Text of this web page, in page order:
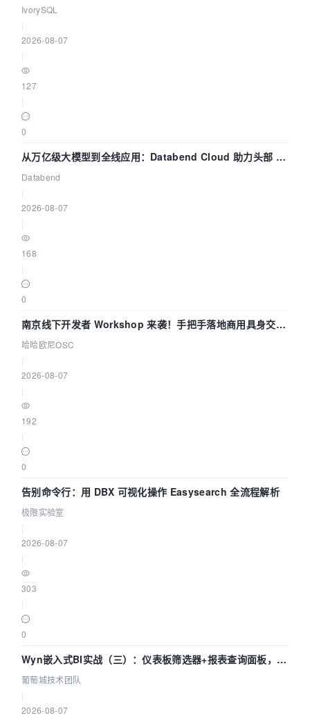
核——我们改得动吗？我们贡献了什么？
IvorySQL
2026-08-07
127
0
从万亿级大模型到全线应用：Databend Cloud 助力头部 AI
企业构建全链路 Trace 数据管道
Databend
2026-08-07
168
0
南京线下开发者 Workshop 来袭！手把手落地商用具身交互
智能 Agent 应用
哈哈欧尼OSC
2026-08-07
192
0
告别命令行：用 DBX 可视化操作 Easysearch 全流程解析
极限实验室
2026-08-07
303
0
Wyn嵌入式BI实战（三）：仪表板筛选器+报表查询面板，参
数联动全闭环
葡萄城技术团队
2026-08-07